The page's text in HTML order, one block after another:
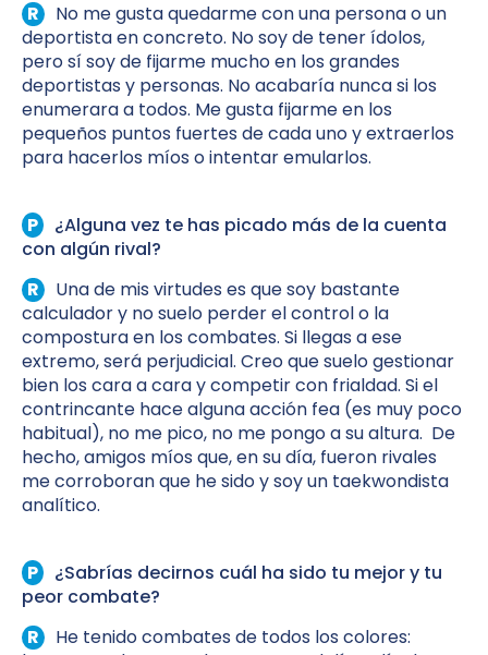
No me gusta quedarme con una persona o un
deportista en concreto. No soy de tener ídolos,
pero sí soy de fijarme mucho en los grandes
deportistas y personas. No acabaría nunca si los
enumerara a todos. Me gusta fijarme en los
pequeños puntos fuertes de cada uno y extraerlos
para hacerlos míos o intentar emularlos.
¿Alguna vez te has picado más de la cuenta
con algún rival?
Una de mis virtudes es que soy bastante
calculadory no suelo perder el controlo la
compostura en los combates. Si llegas a ese
extremo, será perjudicial. Creo que suelo gestionar
bien los cara a caray competir con frialdad. Si el
contrincante hace alguna acción fea (es muy poco
habitual), no me pico, no me pongo a su altura. De
hecho, amigos míos que, en su día, fueron rivales
me corroboran que he sido y soy un taekwondista
analítico.
¿Sabrías decirnos cuál ha sido tu mejor y tu
peor combate?
He tenido combates de todos los colores: